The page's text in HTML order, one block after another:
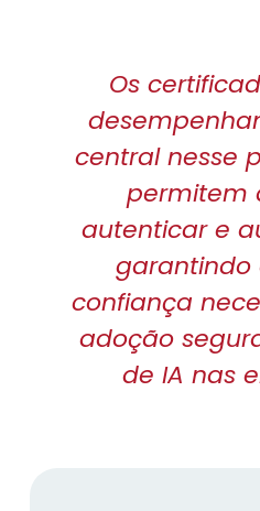
Os
central nesse
permitem
autenticar e
garantindo
confiança
adoção
de IA nas